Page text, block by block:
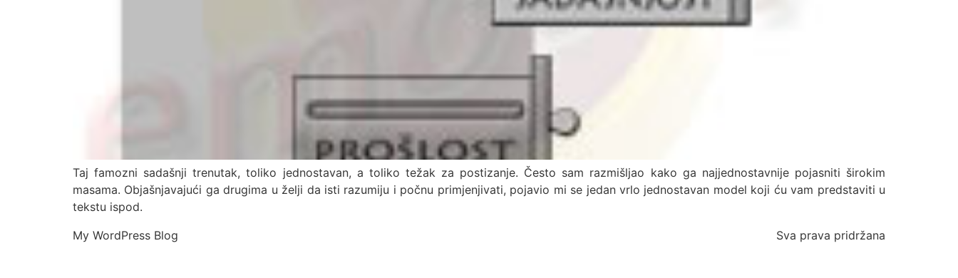
Taj famozni sadašnji trenutak, toliko jednostavan, a toliko težak za postizanje. Često sam razmišljao kako ga najjednostavnije pojasniti širokim
masama. Objašnjavajući ga drugima u želji da isti razumiju i počnu primjenjivati, pojavio mi se jedan vrlo jednostavan model koji ću vam predstaviti u
tekstu ispod.
My WordPress Blog
Sva prava pridržana